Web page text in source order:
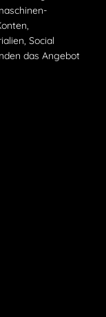
Social
das Angebot